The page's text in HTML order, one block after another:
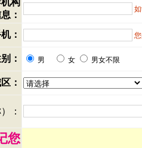
构
：
：
： 男 女 男女不限
：
：
您